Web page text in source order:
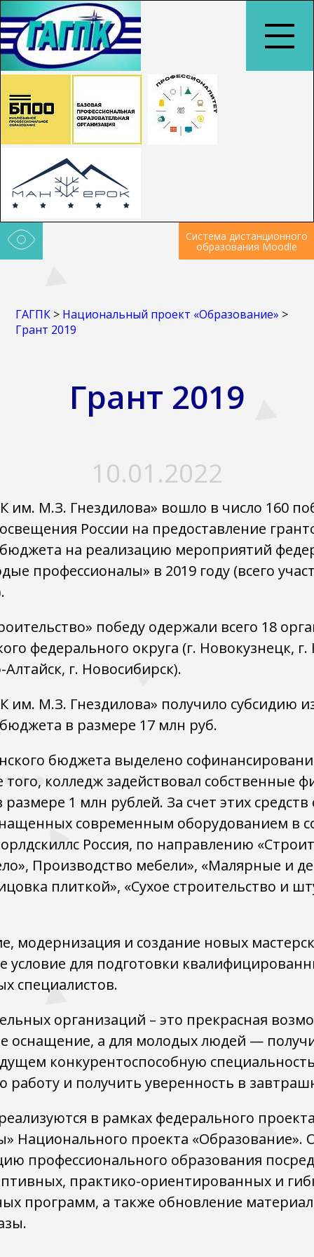
Система дистанционного
образования Moodle
ГАГПК > Национальный проект «Образование» >
Грант 2019
Грант 2019
10.01.2022
им. М.З. Гнездилова» вошло в число 160
России на предоставление
на реализацию мероприятий
профессионалы» в 2019 году (всего
победу одержали всего 18
федерального округа (г. Новокузнецк,
г. Новосибирск).
им. М.З. Гнездилова» получило субсидию
в размере 17 млн руб.
бюджета выделено
колледж задействовал собственные
1 млн рублей. За счет этих средств
современным оборудованием в
Россия, по направлению
Производство мебели», «Малярные и
плиткой», «Сухое строительство и
модернизация и создание новых
условие для подготовки
специалистов.
организаций – это прекрасная
оснащение, а для молодых людей —
конкурентоспособную
и получить уверенность в
в рамках федерального
Национального проекта «Образование».
профессионального образования
практико-ориентированных и
программ, а также обновление